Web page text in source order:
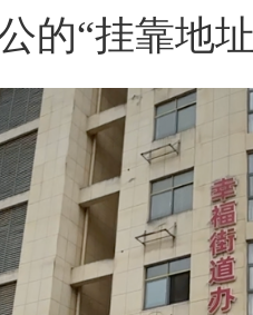
的“挂靠地